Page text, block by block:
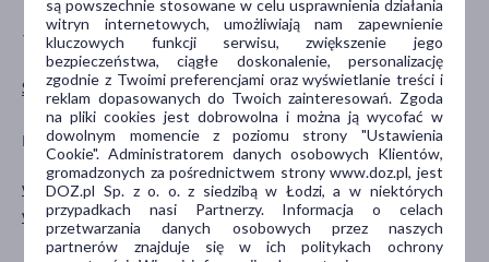
TYP PRODUKTU
Suplement diety
POSTAĆ
kapsułki
DZIAŁANIE/WŁAŚCIWOŚCI
wspomagające
wzmacniające
GŁÓWNY SKŁADNIK
witamina B12
są powszechnie stosowane w celu usprawnienia działania
witryn internetowych, umożliwiają nam zapewnienie
kluczowych funkcji serwisu, zwiększenie jego
bezpieczeństwa, ciągłe doskonalenie, personalizację
zgodnie z Twoimi preferencjami oraz wyświetlanie treści i
reklam dopasowanych do Twoich zainteresowań. Zgoda
na pliki cookies jest dobrowolna i można ją wycofać w
dowolnym momencie z poziomu strony "Ustawienia
Cookie". Administratorem danych osobowych Klientów,
gromadzonych za pośrednictwem strony www.doz.pl, jest
DOZ.pl Sp. z o. o. z siedzibą w Łodzi, a w niektórych
przypadkach nasi Partnerzy. Informacja o celach
przetwarzania danych osobowych przez naszych
partnerów znajduje się w ich politykach ochrony